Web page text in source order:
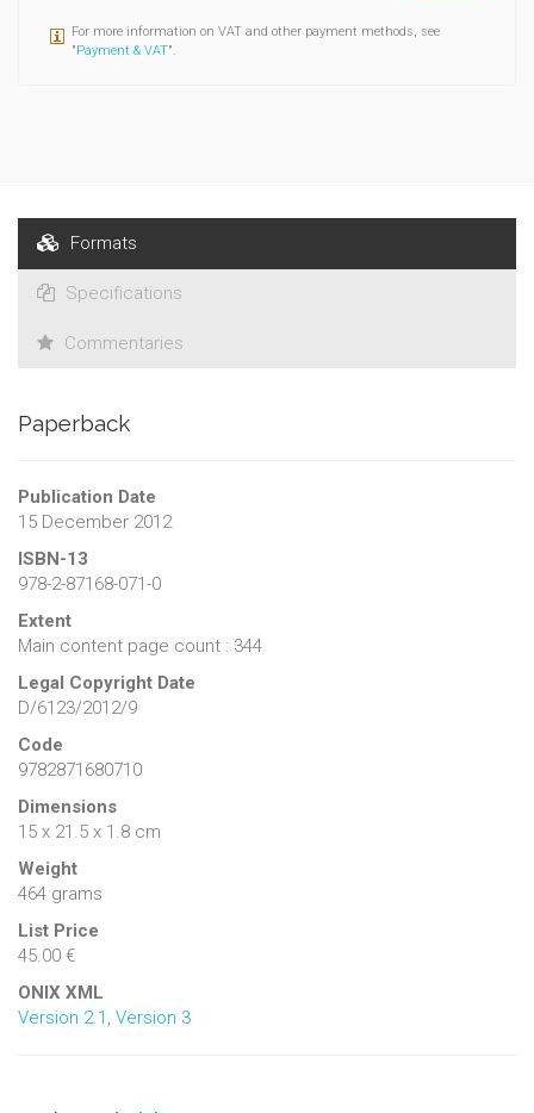
souvent humoristiques et/ou érotiques.
For more information on VAT and other payment methods, see
"Payment & VAT".
Formats
Specifications
Commentaries
Paperback
Publication Date
15 December 2012
ISBN-13
978-2-87168-071-0
Extent
Main content page count : 344
Legal Copyright Date
D/6123/2012/9
Code
9782871680710
Dimensions
15 x 21.5 x 1.8 cm
Weight
464 grams
List Price
45.00 €
ONIX XML
Version 2.1 Version 3